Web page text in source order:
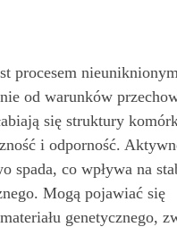
procesem
od warunków
się struktury
i odporność.
spada, co wpływa na
Mogą pojawiać się
genetycznego,